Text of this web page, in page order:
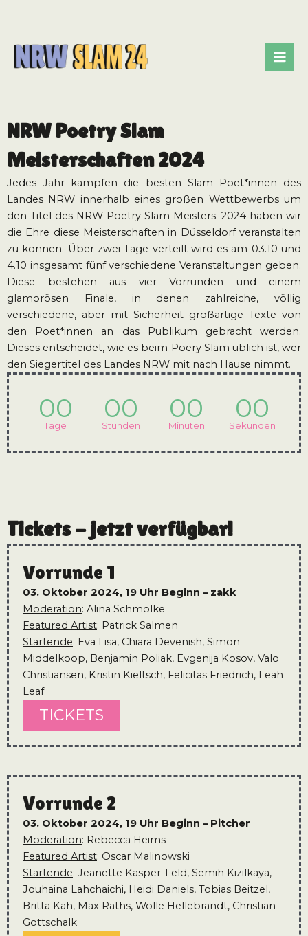
NRW Poetry Slam
Meisterschaften 2024
Jedes Jahr kämpfen die besten Slam Poet*innen des
Landes NRW innerhalb eines großen Wettbewerbs um
den Titel des NRW Poetry Slam Meisters. 2024 haben wir
die Ehre diese Meisterschaften in Düsseldorf veranstalten
zu können. Über zwei Tage verteilt wird es am 03.10 und
4.10 insgesamt fünf verschiedene Veranstaltungen geben.
Diese bestehen aus vier Vorrunden und einem
glamorösen Finale, in denen zahlreiche, völlig
verschiedene, aber mit Sicherheit großartige Texte von
den Poet*innen an das Publikum gebracht werden.
Dieses entscheidet, wie es beim Poery Slam üblich ist, wer
den Siegertitel des Landes NRW mit nach Hause nimmt.
00
Tage
00
Stunden
00
Minuten
00
Sekunden
Tickets - jetzt verfügbar!
Vorrunde 1
03. Oktober 2024, 19 Uhr Beginn – zakk
Moderation: Alina Schmolke
Featured Artist: Patrick Salmen
Startende: Eva Lisa, Chiara Devenish, Simon
Middelkoop, Benjamin Poliak, Evgenija Kosov, Valo
Christiansen, Kristin Kieltsch, Felicitas Friedrich, Leah
Leaf
TICKETS
Vorrunde 2
03. Oktober 2024, 19 Uhr Beginn – Pitcher
Moderation: Rebecca Heims
Featured Artist: Oscar Malinowski
Startende: Jeanette Kasper-Feld, Semih Kizilkaya,
Jouhaina Lahchaichi, Heidi Daniels, Tobias Beitzel,
Britta Kah, Max Raths, Wolle Hellebrandt, Christian
Gottschalk